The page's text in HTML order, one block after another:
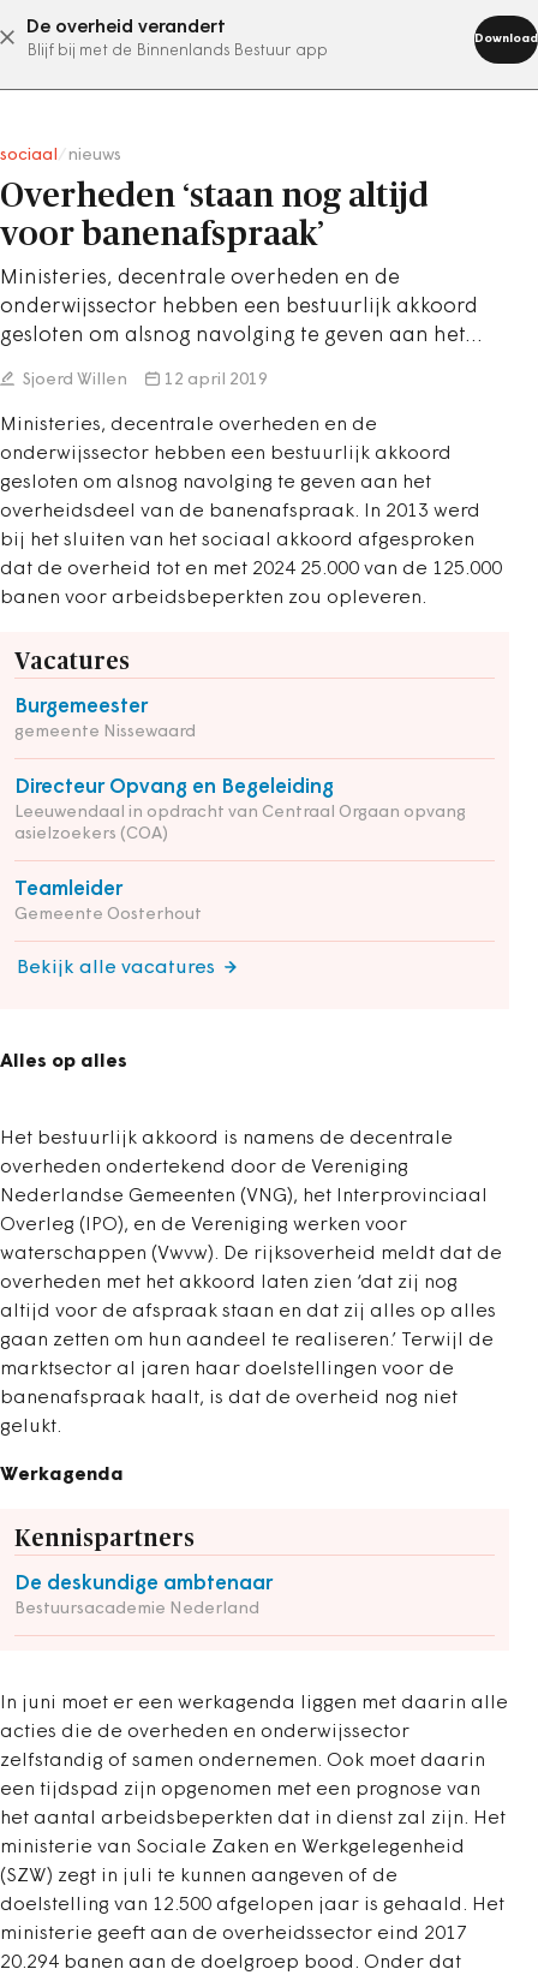
De overheid verandert
Blijf bij met de Binnenlands Bestuur app
Download
abonneer nu
sociaal nieuws
Overheden ‘staan nog altijd
voor banenafspraak’
Ministeries, decentrale overheden en de
onderwijssector hebben een bestuurlijk akkoord
gesloten om alsnog navolging te geven aan het…
Sjoerd Willen 12 april 2019
Ministeries, decentrale overheden en de
onderwijssector hebben een bestuurlijk akkoord
gesloten om alsnog navolging te geven aan het
overheidsdeel van de banenafspraak. In 2013 werd
bij het sluiten van het sociaal akkoord afgesproken
dat de overheid tot en met 2024 25.000 van de 125.000
banen voor arbeidsbeperkten zou opleveren.
Vacatures
Burgemeester
gemeente Nissewaard
Directeur Opvang en Begeleiding
Leeuwendaal in opdracht van Centraal Orgaan opvang
asielzoekers (COA)
Teamleider
Gemeente Oosterhout
Bekijk alle vacatures
Alles op alles
Het bestuurlijk akkoord is namens de decentrale
overheden ondertekend door de Vereniging
Nederlandse Gemeenten (VNG), het Interprovinciaal
Overleg (IPO), en de Vereniging werken voor
waterschappen (Vwvw). De rijksoverheid meldt dat de
overheden met het akkoord laten zien ‘dat zij nog
altijd voor de afspraak staan en dat zij alles op alles
gaan zetten om hun aandeel te realiseren.’ Terwijl de
marktsector al jaren haar doelstellingen voor de
banenafspraak haalt, is dat de overheid nog niet
gelukt.
Werkagenda
Kennispartners
De deskundige ambtenaar
Bestuursacademie Nederland
In juni moet er een werkagenda liggen met daarin alle
acties die de overheden en onderwijssector
zelfstandig of samen ondernemen. Ook moet daarin
een tijdspad zijn opgenomen met een prognose van
het aantal arbeidsbeperkten dat in dienst zal zijn. Het
ministerie van Sociale Zaken en Werkgelegenheid
(SZW) zegt in juli te kunnen aangeven of de
doelstelling van 12.500 afgelopen jaar is gehaald. Het
ministerie geeft aan de overheidssector eind 2017
20.294 banen aan de doelgroep bood. Onder dat